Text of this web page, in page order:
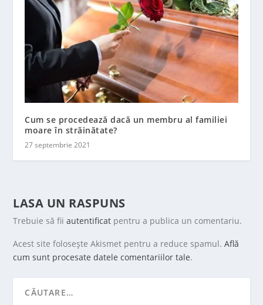
Cum se procedează dacă un membru al familiei
moare în străinătate?
27 septembrie 2021
LASA UN RASPUNS
Trebuie să fiiautentificat pentru a publica un comentariu.
Acest site folosește Akismet pentru a reduce spamul.Află
cum sunt procesate datele comentariilor tale.